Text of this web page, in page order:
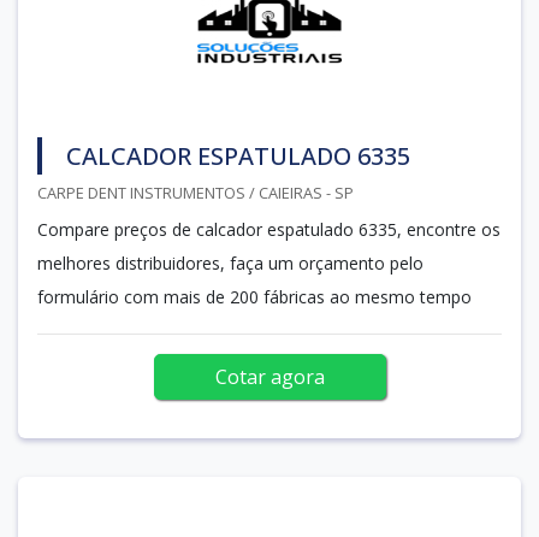
CALCADOR ESPATULADO 6335
CARPE DENT INSTRUMENTOS / CAIEIRAS - SP
Compare preços de calcador espatulado 6335, encontre os
melhores distribuidores, faça um orçamento pelo
formulário com mais de 200 fábricas ao mesmo tempo
Cotar agora